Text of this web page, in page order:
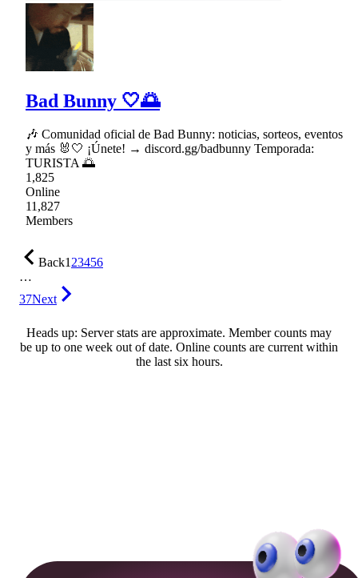
Bad Bunny 🤍🌅
🎶 Comunidad oficial de Bad Bunny: noticias, sorteos, eventos
y más 🐰🤍 ¡Únete! → discord.gg/badbunny Temporada:
TURISTA 🌅
1,825
Online
11,827
Members
Back123456
…
37Next
Heads up: Server stats are approximate. Member counts may
be up to one week out of date. Online counts are current within
the last six hours.